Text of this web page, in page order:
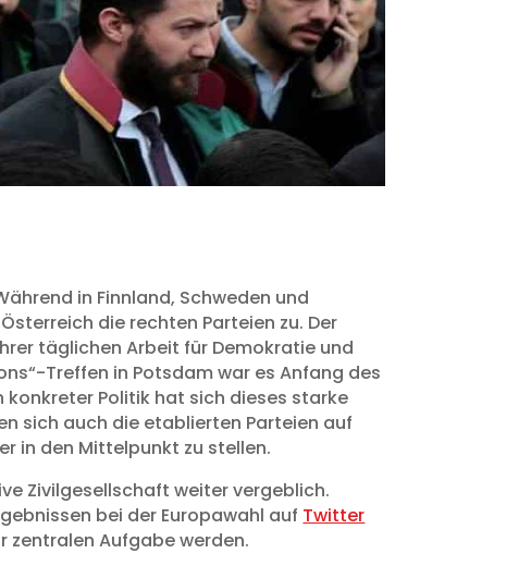
in Finnland, Schweden und
die rechten Parteien zu. Der
täglichen Arbeit für Demokratie und
Treffen in Potsdam war es Anfang des
Politik hat sich dieses starke
sich auch die etablierten Parteien auf
in den Mittelpunkt zu stellen.
Zivilgesellschaft weiter vergeblich.
bei der Europawahl auf Twitter
zentralen Aufgabe werden.